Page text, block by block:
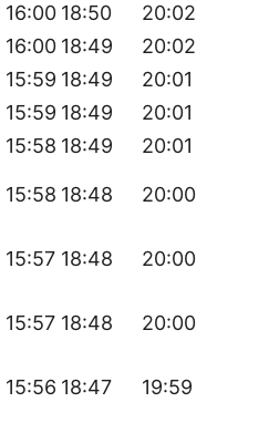
16:00 18:50
20:02
16:00 18:49
20:02
15:59 18:49
20:01
15:59 18:49
20:01
15:58 18:49
20:01
15:58 18:48 20:00
15:57 18:48 20:00
15:57 18:48 20:00
15:56 18:47 19:59